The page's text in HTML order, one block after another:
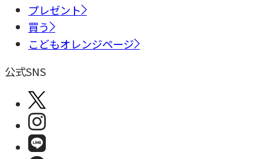
プレゼント
買う
こどもオレンジページ
公式SNS